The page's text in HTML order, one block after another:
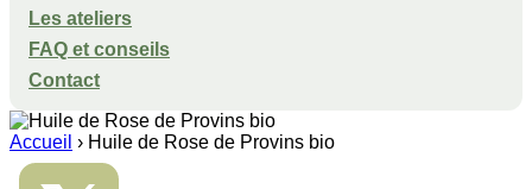
Les ateliers
FAQ et conseils
Contact
Accueil › Huile de Rose de Provins bio